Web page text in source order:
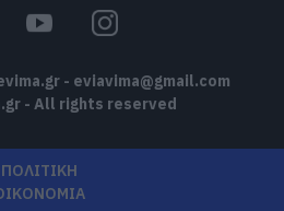
- eviavima@gmail.com
- All rights reserved
ΠΟΛΙΤΙΚΗ